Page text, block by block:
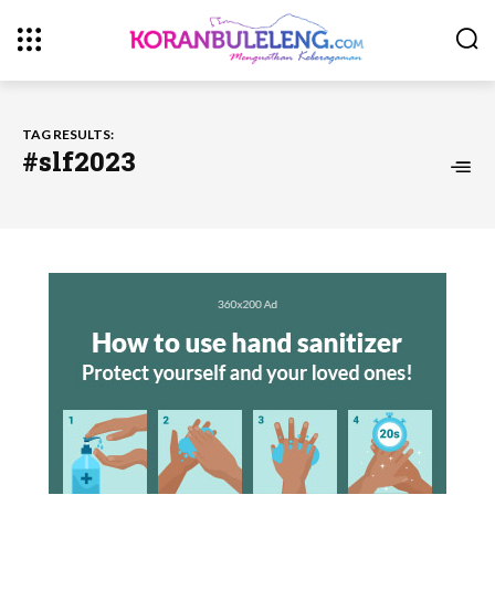
TAG RESULTS:
#slf2023